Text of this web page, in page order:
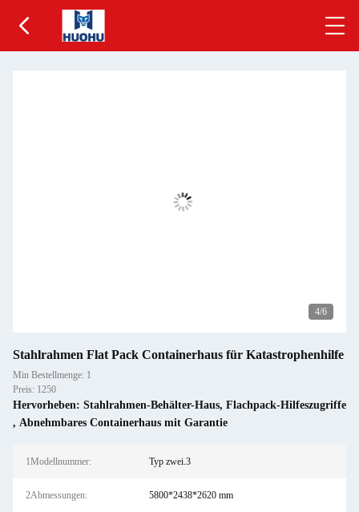
5/6
Stahlrahmen Flat Pack Containerhaus für Katastrophenhilfe
Min Bestellmenge: 1
Preis: 1250
Hervorheben: Stahlrahmen-Behälter-Haus, Flachpack-Hilfeszugriffe
, Abnehmbares Containerhaus mit Garantie
1Modellnummer: Typ zwei.3
2Abmessungen: 5800*2438*2620 mm